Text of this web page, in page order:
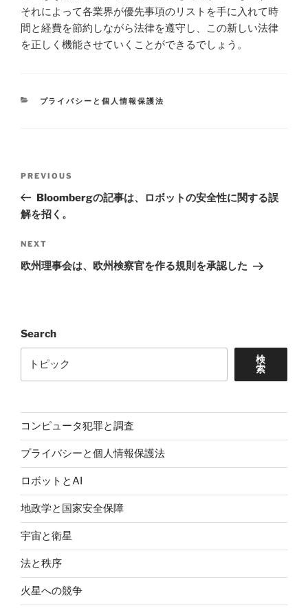
それによって各業界が優先事項のリストを手に入れて時
間と経費を節約しながら法律を遵守し、この新しい法律
を正しく機能させていくことができるでしょう。
CATEGORIES
プライバシーと個人情報保護法
Previous
Post
PREVIOUS
Bloombergの記事は、ロボットの安全性に関する誤
解を招く。
Next
Post
NEXT
欧州理事会は、欧州検察官を作る規則を承認した
Search
検
索
コンピュータ犯罪と調査
プライバシーと個人情報保護法
ロボットとAI
地政学と国家安全保障
宇宙と衛星
法と秩序
火星への競争